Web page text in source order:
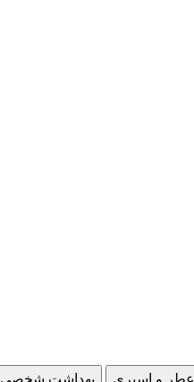
عطر و اسپری بهداشت شخصی